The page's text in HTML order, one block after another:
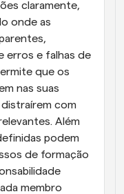
claramente,
onde as
erros e falhas de
que os
nas suas
com
Além
podem
de formação
membro